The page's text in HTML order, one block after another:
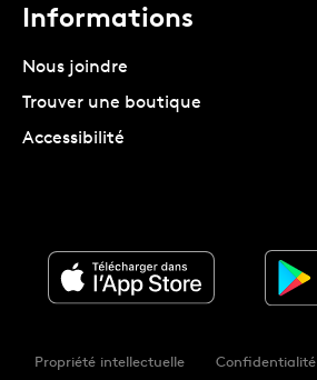
Informations
Nous joindre
Trouver une boutique
Accessibilité
Propriété intellectuelle Confidentialité